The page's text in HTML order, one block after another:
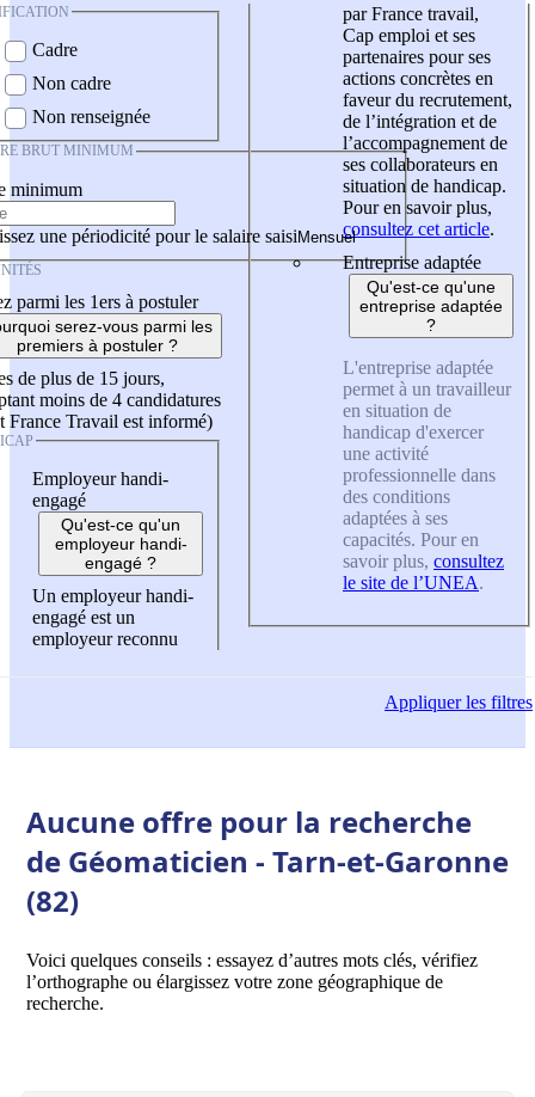
Cadre
Non cadre
Non renseignée
BRUT MINIMUM
minimum
une périodicité pour le salaire saisi
parmi les 1ers à postuler
serez-vous parmi les
premiers à postuler ?
de plus de 15 jours,
moins de 4 candidatures
France Travail est informé)
Employeur handi-
engagé
Qu'est-ce qu'un
employeur handi-
engagé ?
Un employeur handi-
engagé est un
employeur reconnu
par France travail,
Cap emploi et ses
partenaires pour ses
actions concrètes en
faveur du recrutement,
de l’intégration et de
l’accompagnement de
ses collaborateurs en
situation de handicap.
Pour en savoir plus,
consultez cet article.
Entreprise adaptée
Qu'est-ce qu'une
entreprise adaptée
?
L'entreprise adaptée
permet à un travailleur
en situation de
handicap d'exercer
une activité
professionnelle dans
des conditions
adaptées à ses
capacités. Pour en
savoir plus, consultez
le site de l’UNEA.
Appliquerles filtres
Aucune offre pour la recherche
de Géomaticien - Tarn-et-Garonne
(82)
Voici quelques conseils : essayez d’autres mots clés, vérifiez
l’orthographe ou élargissez votre zone géographique de
recherche.